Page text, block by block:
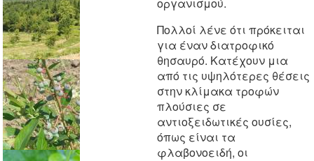
Πολλοί λένε ότι πρόκειται
για έναν διατροφικό
θησαυρό. Κατέχουν μια
από τις υψηλότερες θέσεις
στην κλίμακα τροφών
πλούσιες σε
αντιοξειδωτικές ουσίες,
όπως είναι τα
φλαβονοειδή, οι